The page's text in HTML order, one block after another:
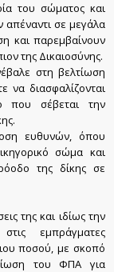
του σώματος και
απέναντι σε μεγάλα
και παρεμβαίνουν
της Δικαιοσύνης.
στη βελτίωση
να διασφαλίζονται
που σέβεται την
ευθυνών, όπου
σώμα και
της δίκης σε
της και ιδίως την
εμπράγματες
ποσού, με σκοπό
του ΦΠΑ για